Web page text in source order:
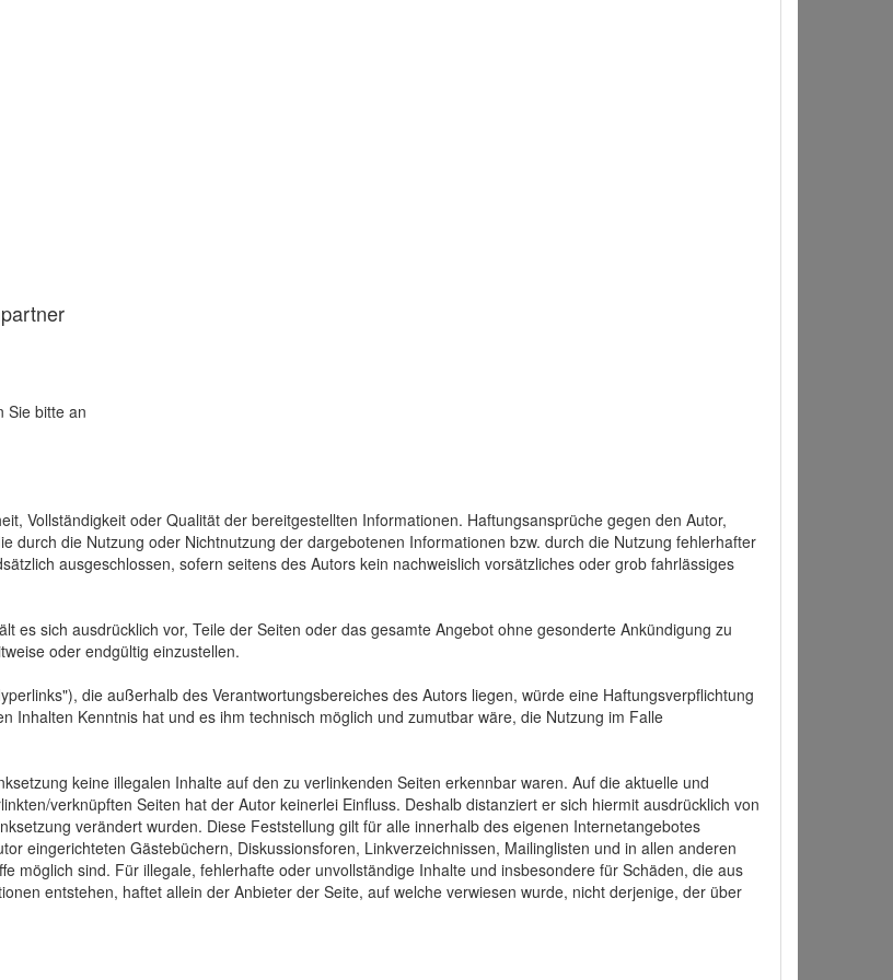
Sie bitte an
Vollständigkeit oder Qualität der bereitgestellten Informationen. Haftungsansprüche gegen den Autor,
durch die Nutzung oder Nichtnutzung der dargebotenen Informationen bzw. durch die Nutzung fehlerhafter
ausgeschlossen, sofern seitens des Autors kein nachweislich vorsätzliches oder grob fahrlässiges
es sich ausdrücklich vor, Teile der Seiten oder das gesamte Angebot ohne gesonderte Ankündigung zu
oder endgültig einzustellen.
die außerhalb des Verantwortungsbereiches des Autors liegen, würde eine Haftungsverpflichtung
Inhalten Kenntnis hat und es ihm technisch möglich und zumutbar wäre, die Nutzung im Falle
keine illegalen Inhalte auf den zu verlinkenden Seiten erkennbar waren. Auf die aktuelle und
verknüpften Seiten hat der Autor keinerlei Einfluss. Deshalb distanziert er sich hiermit ausdrücklich von
verändert wurden. Diese Feststellung gilt für alle innerhalb des eigenen Internetangebotes
eingerichteten Gästebüchern, Diskussionsforen, Linkverzeichnissen, Mailinglisten und in allen anderen
möglich sind. Für illegale, fehlerhafte oder unvollständige Inhalte und insbesondere für Schäden, die aus
entstehen, haftet allein der Anbieter der Seite, auf welche verwiesen wurde, nicht derjenige, der über